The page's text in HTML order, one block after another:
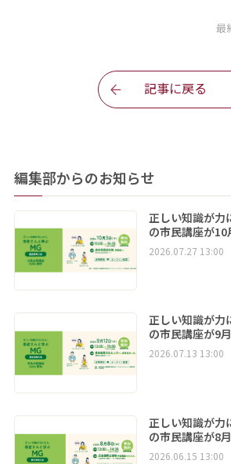
最
記事に戻る
編集部からのお知らせ
正しい知識が
の市民講座が
2026.07.27 13:00
正しい知識が
の市民講座が9
2026.07.13 13:00
正しい知識が
の市民講座が8
2026.06.15 13:00